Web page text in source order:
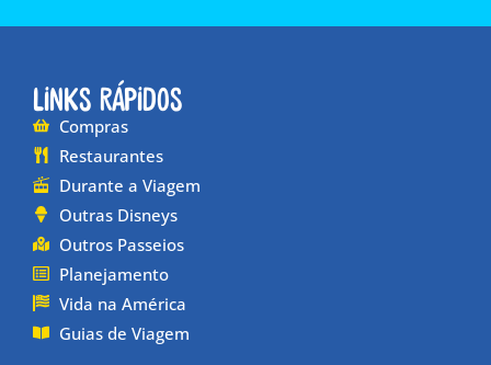
Links Rápidos
Compras
Restaurantes
Durante a Viagem
Outras Disneys
Outros Passeios
Planejamento
Vida na América
Guias de Viagem